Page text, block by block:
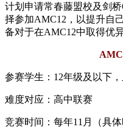
计划申请常春藤盟校及剑
择参加AMC12，以提升自
备对于在AMC12中取得优
参赛学生：12年级及以下
难度对应：高中联赛
竞赛时间：每年11月（具